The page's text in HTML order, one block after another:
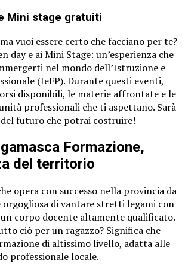
Mini stage gratuiti
vuoi essere certo che facciano per te?
day e ai Mini Stage: un’esperienza che
nel mondo dell’Istruzione e
(IeFP). Durante questi eventi,
disponibili, le materie affrontate e le
professionali che ti aspettano. Sarà
del futuro che potrai costruire!
Formazione,
del territorio
opera con successo nella provincia da
orgogliosa di vantare stretti legami con
corpo docente altamente qualificato.
ciò per un ragazzo? Significa che
di altissimo livello, adatta alle
professionale locale.